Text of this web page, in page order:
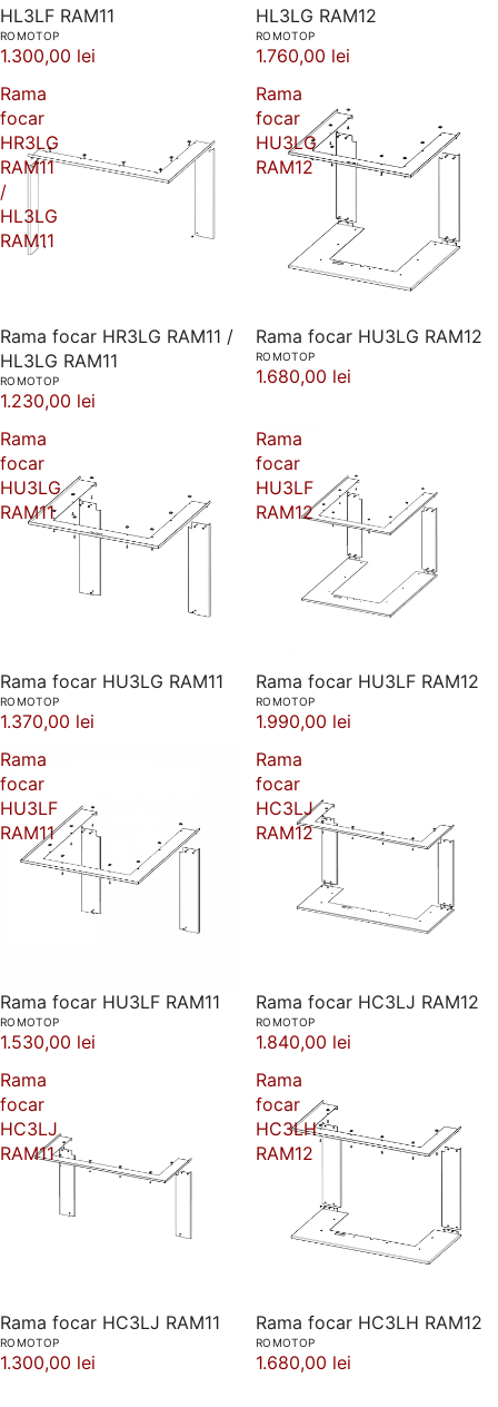
HL3LF RAM11
ROMOTOP
1.300,00 lei
HL3LG RAM12
ROMOTOP
1.760,00 lei
Rama
focar
HR3LG
RAM11
/
HL3LG
RAM11
Rama focar HR3LG RAM11 /
HL3LG RAM11
ROMOTOP
1.230,00 lei
Rama
focar
HU3LG
RAM12
Rama focar HU3LG RAM12
ROMOTOP
1.680,00 lei
Rama
focar
HU3LG
RAM11
Rama focar HU3LG RAM11
ROMOTOP
1.370,00 lei
Rama
focar
HU3LF
RAM12
Rama focar HU3LF RAM12
ROMOTOP
1.990,00 lei
Rama
focar
HU3LF
RAM11
Rama focar HU3LF RAM11
ROMOTOP
1.530,00 lei
Rama
focar
HC3LJ
RAM12
Rama focar HC3LJ RAM12
ROMOTOP
1.840,00 lei
Rama
focar
HC3LJ
RAM11
Rama focar HC3LJ RAM11
ROMOTOP
1.300,00 lei
Rama
focar
HC3LH
RAM12
Rama focar HC3LH RAM12
ROMOTOP
1.680,00 lei